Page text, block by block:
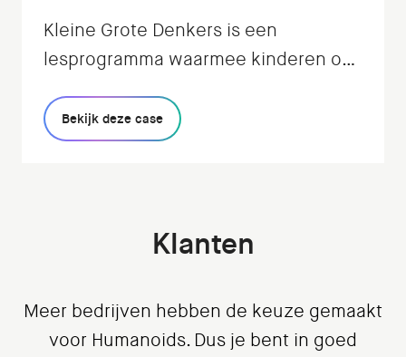
Kleine Grote Denkers is een
lesprogramma waarmee kinderen op
leren filosoferen: de
Verwondermethode. Wij realiseerden
Bekijk deze case
Klanten
Meer bedrijven hebben de keuze gemaakt
voor Humanoids. Dus je bent in goed